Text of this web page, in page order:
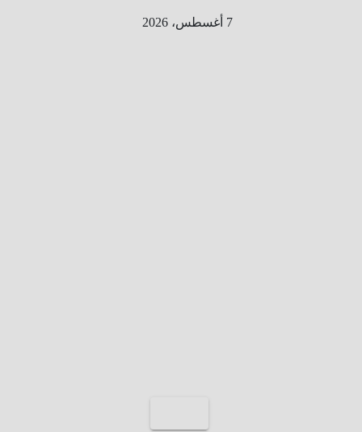
7 أغسطس، 2026